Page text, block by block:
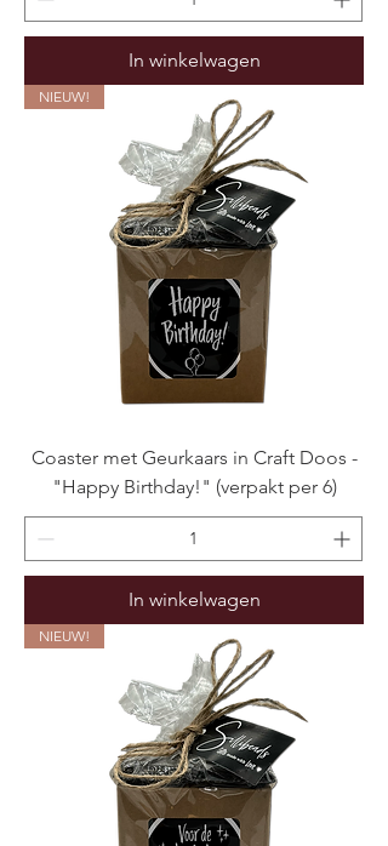
In winkelwagen
NIEUW!
Coaster met Geurkaars in Craft Doos -
"Happy Birthday!" (verpakt per 6)
In winkelwagen
NIEUW!